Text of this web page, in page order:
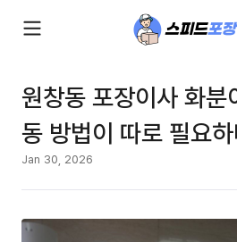
원창동 포장이사 화분
동 방법이 따로 필요
Jan 30, 2026